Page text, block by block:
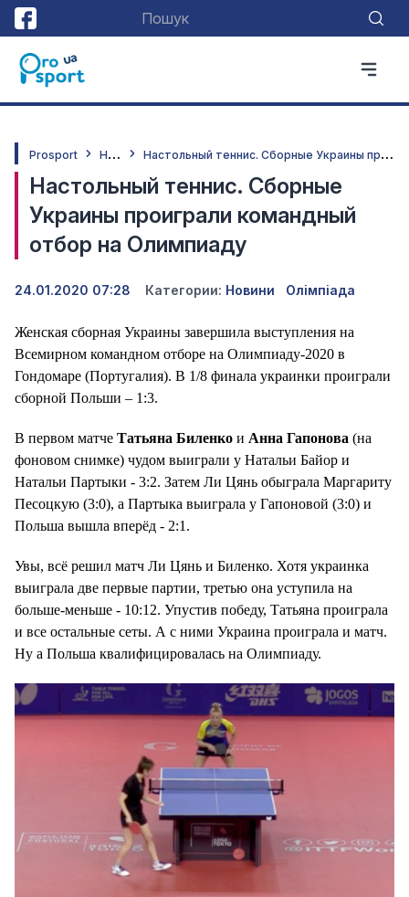
Prosport Н
овини Н
астольный теннис. Сборные Украины проиграли командный отбор на Олимпиаду
Настольный теннис. Сборные
Украины проиграли командный
отбор на Олимпиаду
24.01.2020 07:28 Категории: Новини Олімпіада
Женская сборная Украины завершила выступления на
Всемирном командном отборе на Олимпиаду-2020 в
Гондомаре (Португалия). В 1/8 финала украинки проиграли
сборной Польши – 1:3.
В первом матче Татьяна Биленко и Анна Гапонова (на
фоновом снимке) чудом выиграли у Натальи Байор и
Натальи Партыки - 3:2. Затем Ли Цянь обыграла Маргариту
Песоцкую (3:0), а Партыка выиграла у Гапоновой (3:0) и
Польша вышла вперёд - 2:1.
Увы, всё решил матч Ли Цянь и Биленко. Хотя украинка
выиграла две первые партии, третью она уступила на
больше-меньше - 10:12. Упустив победу, Татьяна проиграла
и все остальные сеты. А с ними Украина проиграла и матч.
Ну а Польша квалифицировалась на Олимпиаду.